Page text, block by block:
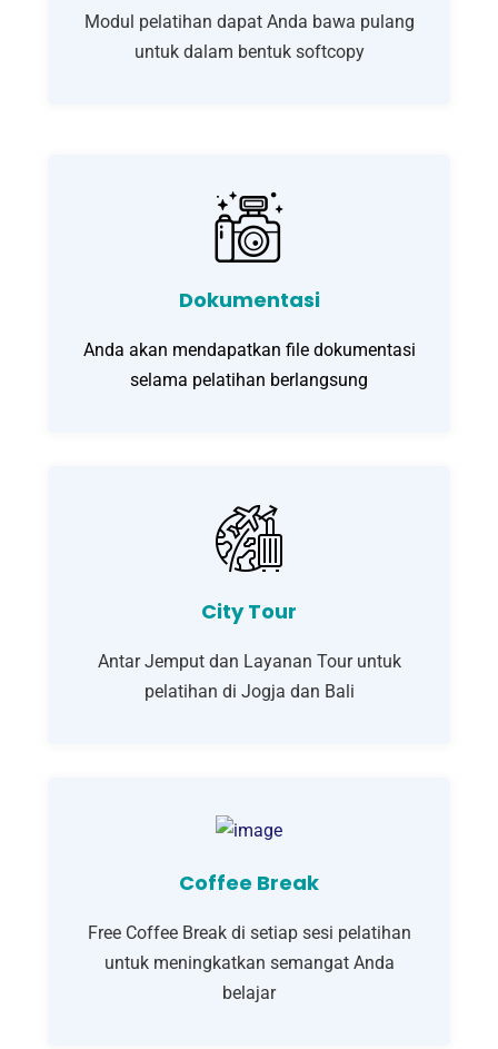
Modul pelatihan dapat Anda bawa pulang
untuk dalam bentuk softcopy
Dokumentasi
Anda akan mendapatkan file dokumentasi
selama pelatihan berlangsung
City Tour
Antar Jemput dan Layanan Tour untuk
pelatihan di Jogja dan Bali
Coffee Break
Free Coffee Break di setiap sesi pelatihan
untuk meningkatkan semangat Anda
belajar